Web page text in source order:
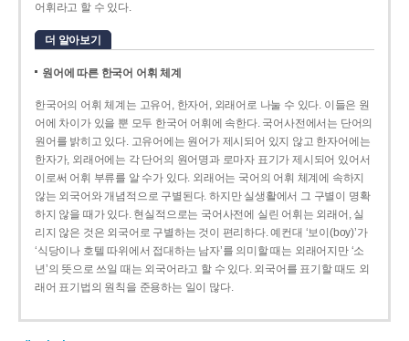
어휘라고 할 수 있다.
더 알아보기
원어에 따른 한국어 어휘 체계
한국어의 어휘 체계는 고유어, 한자어, 외래어로 나눌 수 있다. 이들은 원
어에 차이가 있을 뿐 모두 한국어 어휘에 속한다. 국어사전에서는 단어의
원어를 밝히고 있다. 고유어에는 원어가 제시되어 있지 않고 한자어에는
한자가, 외래어에는 각 단어의 원어명과 로마자 표기가 제시되어 있어서
이로써 어휘 부류를 알 수가 있다. 외래어는 국어의 어휘 체계에 속하지
않는 외국어와 개념적으로 구별된다. 하지만 실생활에서 그 구별이 명확
하지 않을 때가 있다. 현실적으로는 국어사전에 실린 어휘는 외래어, 실
리지 않은 것은 외국어로 구별하는 것이 편리하다. 예컨대 ‘보이(boy)’가
‘식당이나 호텔 따위에서 접대하는 남자’를 의미할 때는 외래어지만 ‘소
년’의 뜻으로 쓰일 때는 외국어라고 할 수 있다. 외국어를 표기할 때도 외
래어 표기법의 원칙을 준용하는 일이 많다.